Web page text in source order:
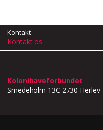
Kolonihaveforbundet
Smedeholm 13C 2730 Herlev
Kontakt
Kontakt os